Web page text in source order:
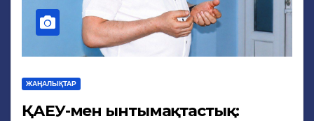
ЖАҢАЛЫҚТАР
ҚАЕУ-мен ынтымақтастық: